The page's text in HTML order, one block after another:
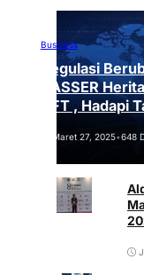
Business
Regulasi
VASSER
NFT , Hadapi
Maret 27, 2025•648